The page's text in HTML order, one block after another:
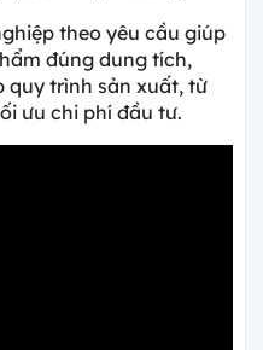
theo yêu cầu giúp
đúng dung tích,
quy trình sản xuất, từ
ưu chi phí đầu tư.